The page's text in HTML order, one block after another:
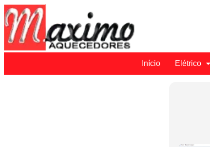
Início Elétrico